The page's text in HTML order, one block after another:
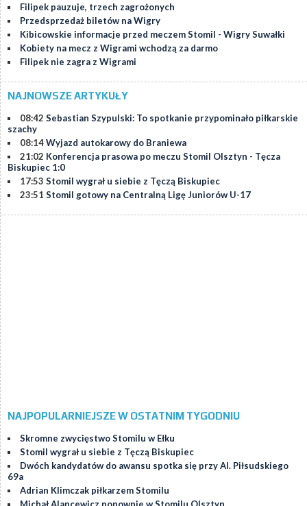
Filipek pauzuje, trzech zagrożonych
Przedsprzedaż biletów na Wigry
Kibicowskie informacje przed meczem Stomil - Wigry Suwałki
Kobiety na mecz z Wigrami wchodzą za darmo
Filipek nie zagra z Wigrami
NAJNOWSZE ARTYKUŁY
08:42 Sebastian Szypulski: To spotkanie przypominało piłkarskie
szachy
08:14Wyjazd autokarowy do Braniewa
21:02 Konferencja prasowa po meczu Stomil Olsztyn - Tęcza
Biskupiec 1:0
17:53 Stomil wygrał u siebie z Tęczą Biskupiec
23:51 Stomil gotowy na Centralną Ligę Juniorów U-17
NAJPOPULARNIEJSZE W OSTATNIM TYGODNIU
Skromne zwycięstwo Stomilu w Ełku
Stomil wygrał u siebie z Tęczą Biskupiec
Dwóch kandydatów do awansu spotka się przy Al. Piłsudskiego
69a
Adrian Klimczak piłkarzem Stomilu
Michał Alancewicz ponownie w Stomilu Olsztyn